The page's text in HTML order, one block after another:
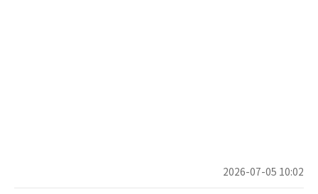
2026-07-05 10:02